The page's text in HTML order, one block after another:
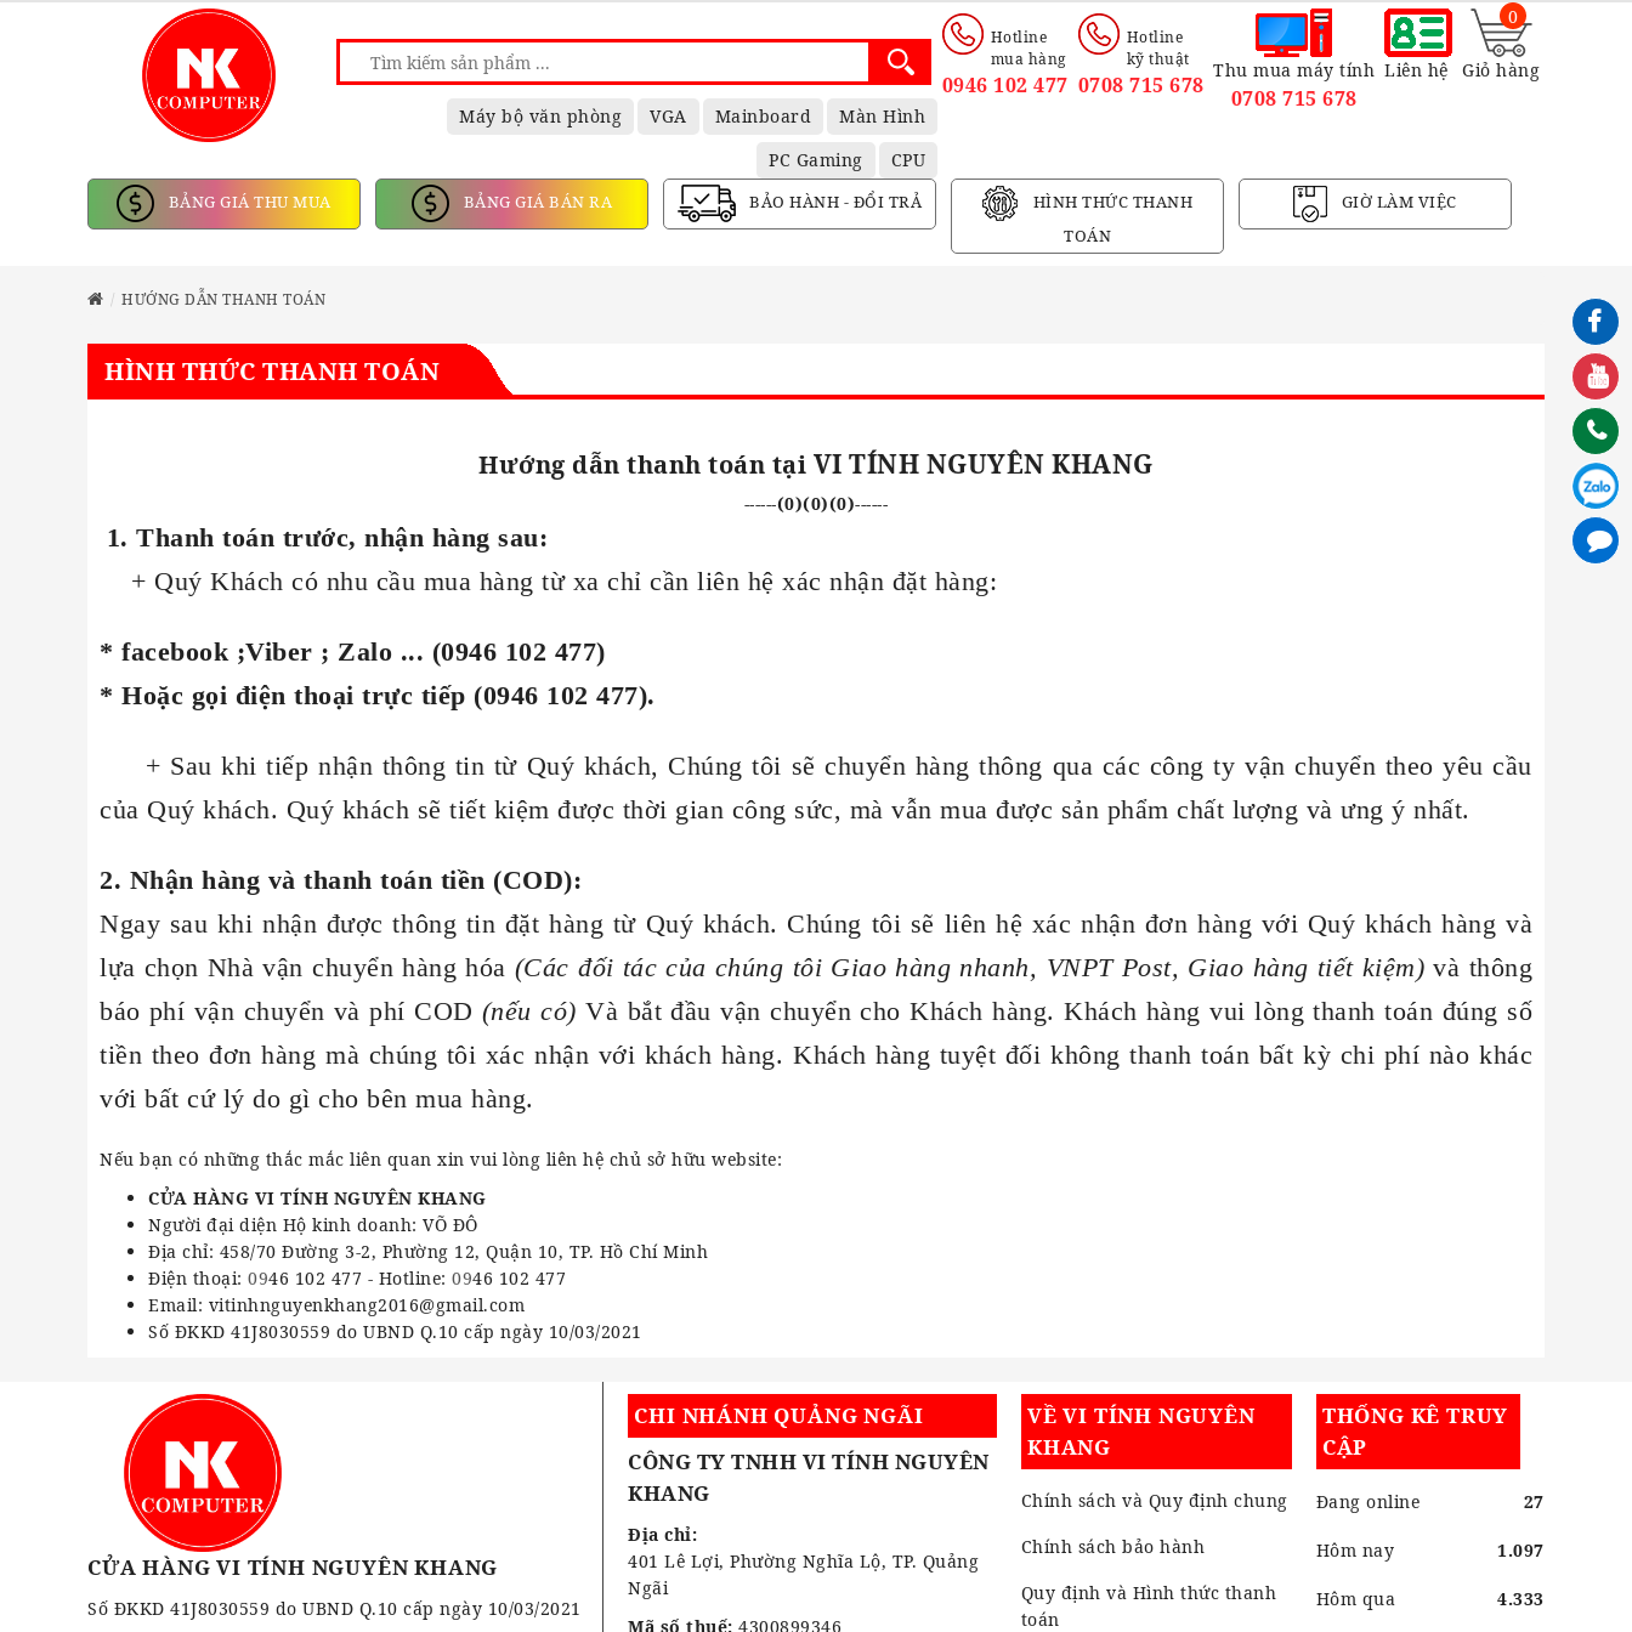
Máy bộ văn phòng VGA Mainboard
Màn Hình
PC Gaming
CPU
Hotline
mua hàng
0946 102 477
Hotline
kỹ thuật
0708 715 678
Thu mua máy tính
0708 715 678
Liên hệ Giỏ hàng
0
BẢNG GIÁ THU MUA BẢNG GIÁ BÁN RA BẢO HÀNH - ĐỔI TRẢ
HÌNH THỨC THANH
TOÁN
GIỜ LÀM VIỆC
HƯỚNG DẪN THANH TOÁN
HÌNH THỨC THANH TOÁN
Hướng dẫn thanh toán tại VI TÍNH NGUYÊN KHANG
------(0)(0)(0)------
1. Thanh toán trước, nhận hàng sau:
+ Quý Khách có nhu cầu mua hàng từ xa chỉ cần liên hệ xác nhận đặt hàng:
* facebook ;Viber ; Zalo ... (0946 102 477)
* Hoặc gọi điện thoại trực tiếp (0946 102 477).
+ Sau khi tiếp nhận thông tin từ Quý khách, Chúng tôi sẽ chuyển hàng thông qua các công ty vận chuyển theo yêu cầu
của Quý khách. Quý khách sẽ tiết kiệm được thời gian công sức, mà vẫn mua được sản phẩm chất lượng và ưng ý nhất.
2. Nhận hàng và thanh toán tiền (COD):
Ngay sau khi nhận được thông tin đặt hàng từ Quý khách. Chúng tôi sẽ liên hệ xác nhận đơn hàng với Quý khách hàng và
lựa chọn Nhà vận chuyển hàng hóa (Các đối tác của chúng tôi Giao hàng nhanh, VNPT Post, Giao hàng tiết kiệm)và thông
báo phí vận chuyển và phí COD (nếu có) Và bắt đầu vận chuyển cho Khách hàng. Khách hàng vui lòng thanh toán đúng số
tiền theo đơn hàng mà chúng tôi xác nhận với khách hàng. Khách hàng tuyệt đối không thanh toán bất kỳ chi phí nào khác
với bất cứ lý do gì cho bên mua hàng.
Nếu bạn có những thắc mắc liên quan xin vui lòng liên hệ chủ sở hữu website:
CỬA HÀNG VI TÍNH NGUYÊN KHANG
Người đại diện Hộ kinh doanh: VÕ ĐÔ
Địa chỉ: 458/70 Đường 3-2, Phường 12, Quận 10, TP. Hồ Chí Minh
Điện thoại: 0946 102 477 - Hotline: 0946 102 477
Email: vitinhnguyenkhang2016@gmail.com
Số ĐKKD 41J8030559 do UBND Q.10 cấp ngày 10/03/2021
CỬA HÀNG VI TÍNH NGUYÊN KHANG
Số ĐKKD 41J8030559 do UBND Q.10 cấp ngày 10/03/2021
CHI NHÁNH QUẢNG NGÃI
CÔNG TY TNHH VI TÍNH NGUYÊN
KHANG
Địa chỉ:
401 Lê Lợi, Phường Nghĩa Lộ, TP. Quảng
Ngãi
Mã số thuế:4300899346
VỀ VI TÍNH NGUYÊN
KHANG
Chính sách và Quy định chung
Chính sách bảo hành
Quy định và Hình thức thanh
toán
THỐNG KÊ TRUY
CẬP
Đang online 27
Hôm nay 1.097
Hôm qua 4.333